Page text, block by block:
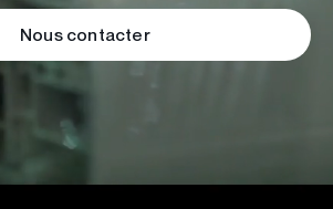
Nous contacter